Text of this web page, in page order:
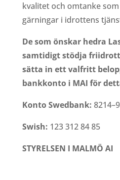
kvalitet och omtanke
gärningar i idrottens
De som önskar hedra
samtidigt stödja
sätta in ett valfritt
bankkonto i MAI för
Konto Swedbank:
Swish: 123 312 84 85
STYRELSEN I MALMÖ AI